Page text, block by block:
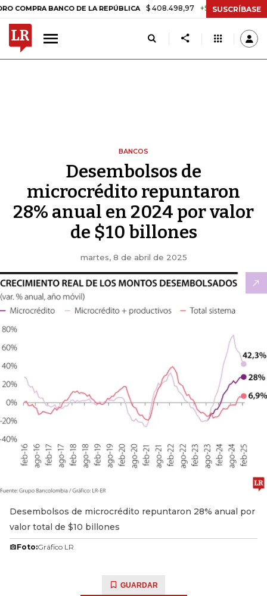
BANCO DE LA REPÚBLICA $ 408.498,97 +$ 8.753,81 +2,19%
SUSCRÍBASE
BANCOS
Desembolsos de
microcrédito repuntaron
28% anual en 2024 por valor
de $10 billones
martes, 8 de abril de 2025
Desembolsos de microcrédito repuntaron 28% anual por
valor total de $10 billones
Foto:Gráfico LR
GUARDAR